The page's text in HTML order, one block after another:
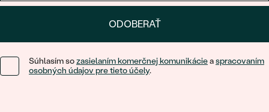
ODOBERAŤ
Súhlasím sozasielaním komerčnej komunikácieaspracovaním
osobných údajov pre tieto účely.